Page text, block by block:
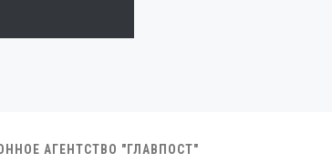
АГЕНТСТВО "ГЛАВПОСТ"